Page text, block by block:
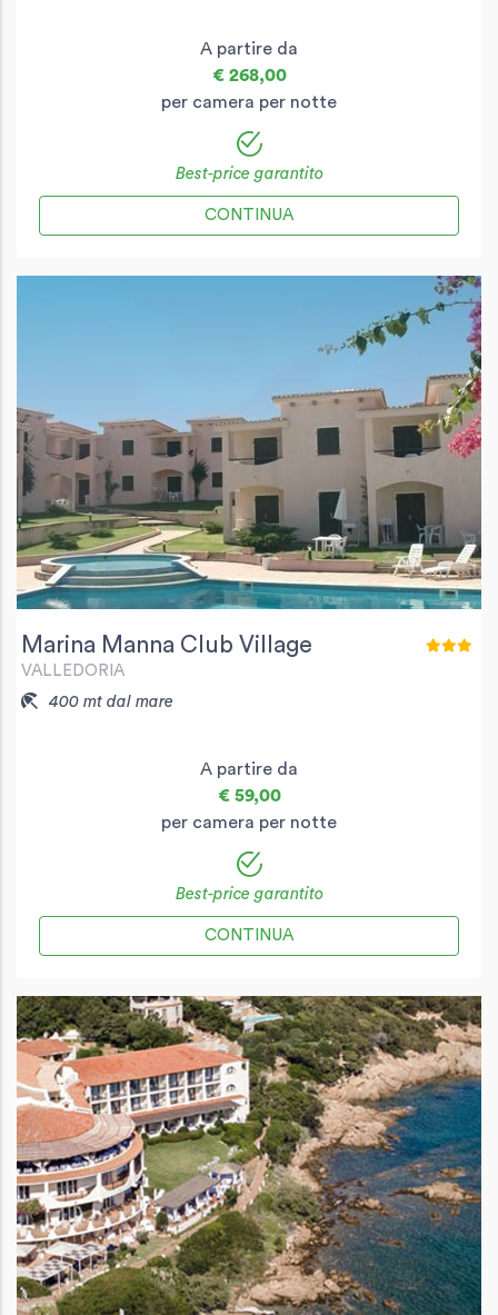
A partire da
€ 268,00
per camera per notte
Best-price garantito
CONTINUA
Marina Manna Club Village
VALLEDORIA
400 mt dal mare
A partire da
€ 59,00
per camera per notte
Best-price garantito
CONTINUA